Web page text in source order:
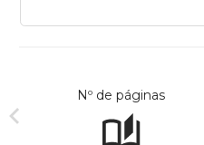
Nº de páginas